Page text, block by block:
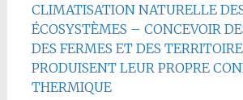
CLIMATISATION NATURELLE
ÉCOSYSTÈMES – CONCEVOIR
DES FERMES ET DES
PRODUISENT LEUR PROPRE
THERMIQUE